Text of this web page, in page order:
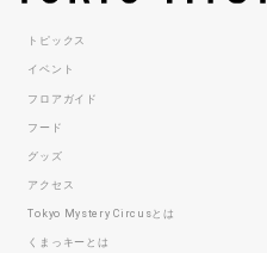
トピックス
イベント
フロアガイド
フード
グッズ
アクセス
Tokyo Mystery Circusとは
くまっキーとは